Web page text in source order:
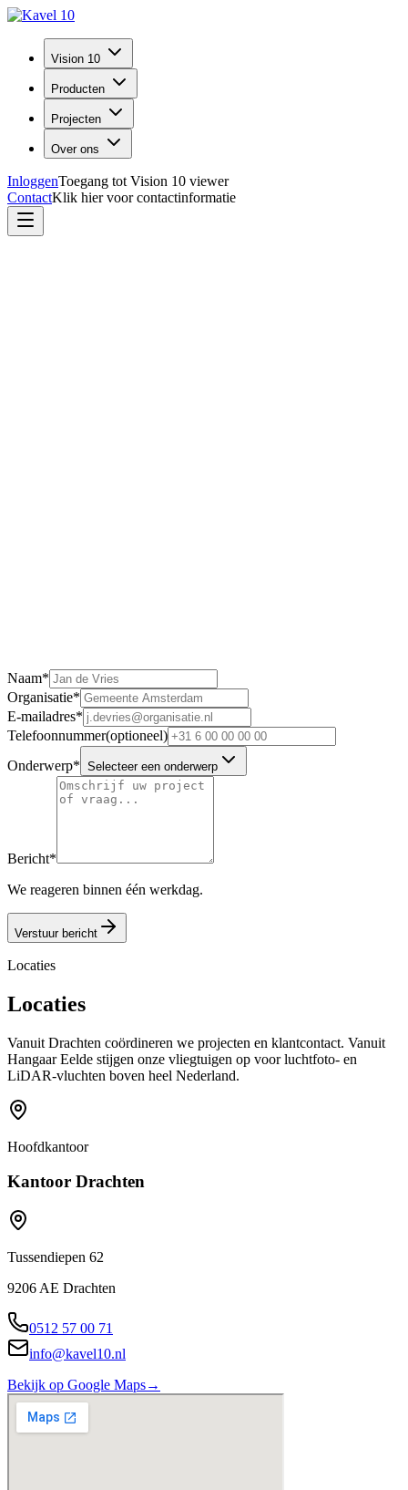
Vision 10
Producten
Projecten
Over ons
InloggenToegang tot Vision 10 viewer
ContactKlik hier voor contactinformatie
Naam*
Organisatie*
E-mailadres*
Telefoonnummer(optioneel)
Onderwerp* Selecteer een onderwerp
Bericht*
We reageren binnen één werkdag.
Verstuur bericht
Locaties
Locaties
Vanuit Drachten coördineren we projecten en klantcontact. Vanuit
Hangaar Eelde stijgen onze vliegtuigen op voor luchtfoto- en
LiDAR-vluchten boven heel Nederland.
Hoofdkantoor
Kantoor Drachten
Tussendiepen 62
9206 AE Drachten
0512 57 00 71
info@kavel10.nl
Bekijk op Google Maps→